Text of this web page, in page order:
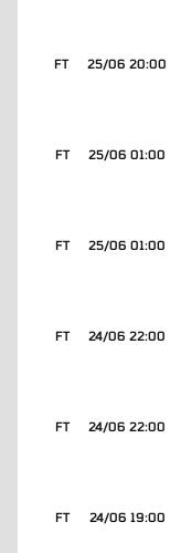
25/06 20:00
FT
25/06 01:00
FT
25/06 01:00
FT
24/06 22:00
FT
24/06 22:00
FT
24/06 19:00
FT